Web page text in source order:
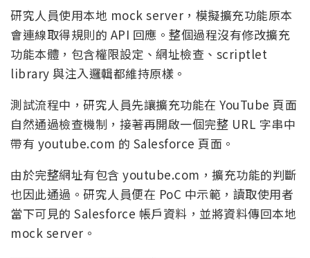
研究人員使用本地 mock server，模擬擴充功能原本
會連線取得規則的 API 回應。整個過程沒有修改擴充
功能本體，包含權限設定、網址檢查、scriptlet
library 與注入邏輯都維持原樣。
測試流程中，研究人員先讓擴充功能在 YouTube 頁面
自然通過檢查機制，接著再開啟一個完整 URL 字串中
帶有 youtube.com 的 Salesforce 頁面。
由於完整網址有包含 youtube.com，擴充功能的判斷
也因此通過。研究人員便在 PoC 中示範，讀取使用者
當下可見的 Salesforce 帳戶資料，並將資料傳回本地
mock server。